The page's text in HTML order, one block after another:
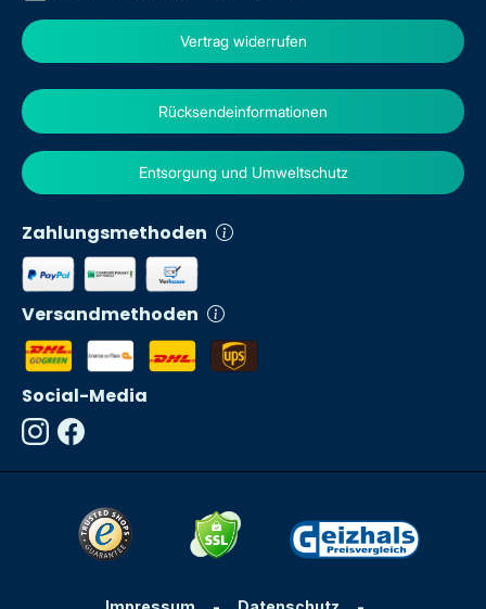
Vertrag widerrufen
Zahlungsmethoden
Versandmethoden
Rücksendeinformationen
Entsorgung und Umweltschutz
Social-Media